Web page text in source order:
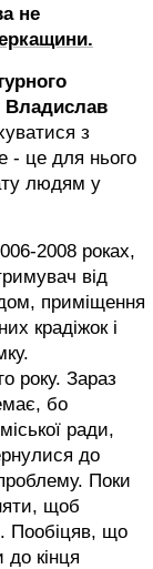
не
Владислав
з
- це для нього
людям у
2008 роках,
від
приміщення
крадіжок і
року. Зараз
бо
ради,
до
Поки
щоб
Пообіцяв, що
кінця